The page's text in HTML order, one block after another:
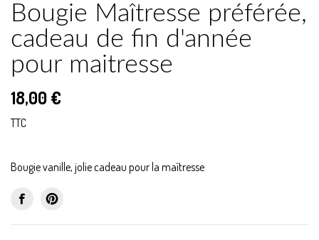
Bougie Maîtresse préférée,
cadeau de fin d'année
pour maitresse
18,00 €
TTC
Bougie vanille, jolie cadeau pour la maîtresse